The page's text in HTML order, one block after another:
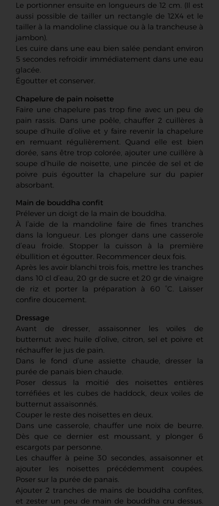
Le portionner ensuite en longueurs de 12 cm. (Il est
aussi possible de tailler un rectangle de 12X4 et le
tailler à la mandoline classique ou à la trancheuse à
jambon).
Les cuire dans une eau bien salée pendant environ
5 secondes refroidir immédiatement dans une eau
glacée.
Égoutter et conserver.
Chapelure de pain noisette
Faire une chapelure pas trop fine avec un peu de
pain rassis. Dans une poêle, chauffer 2 cuillères à
soupe d’huile d’olive et y faire revenir la chapelure
en remuant régulièrement. Quand elle est bien
dorée, sans être trop colorée, ajouter une cuillère à
soupe d’huile de noisette, une pincée de sel et de
poivre puis égoutter la chapelure sur du papier
absorbant.
Main de bouddha confit
Prélever un doigt de la main de bouddha.
À l’aide de la mandoline faire de fines tranches
dans la longueur. Les plonger dans une casserole
d’eau froide. Stopper la cuisson à la première
ébullition et égoutter. Recommencer deux fois.
Après les avoir blanchi trois fois, mettre les tranches
dans 10 cl d’eau, 20 gr de sucre et 20 gr de vinaigre
de riz et porter la préparation à 60 °C. Laisser
confire doucement.
Dressage
Avant de dresser, assaisonner les voiles de
butternut avec huile d’olive, citron, sel et poivre et
réchauffer le jus de pain.
Dans le fond d’une assiette chaude, dresser la
purée de panais bien chaude.
Poser dessus la moitié des noisettes entières
torréfiées et les cubes de haddock, deux voiles de
butternut assaisonnés.
Couper le reste des noisettes en deux.
Dans une casserole, chauffer une noix de beurre.
Dès que ce dernier est moussant, y plonger 6
escargots par personne.
Les chauffer à peine 30 secondes, assaisonner et
ajouter les noisettes précédemment coupées.
Poser sur la purée de panais.
Ajouter 2 tranches de mains de bouddha confites,
et zester un peu de main de bouddha cru dessus.